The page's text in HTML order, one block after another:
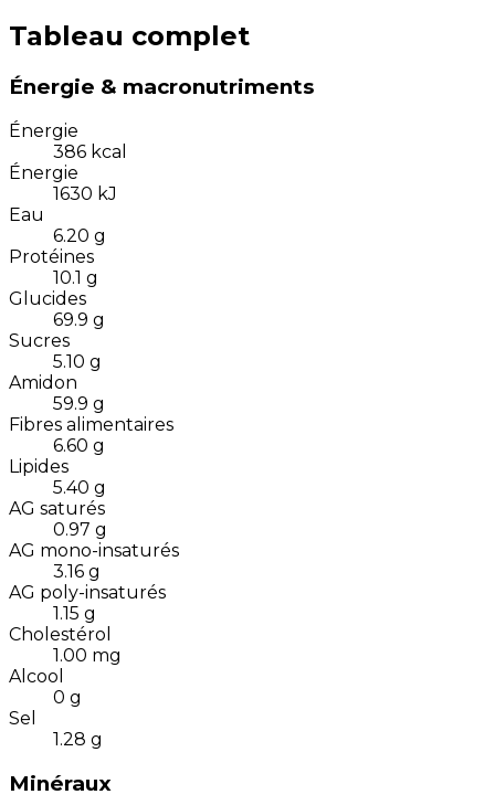
Tableau complet
Énergie & macronutriments
Énergie
386 kcal
Énergie
1630 kJ
Eau
6.20 g
Protéines
10.1 g
Glucides
69.9 g
Sucres
5.10 g
Amidon
59.9 g
Fibres alimentaires
6.60 g
Lipides
5.40 g
AG saturés
0.97 g
AG mono-insaturés
3.16 g
AG poly-insaturés
1.15 g
Cholestérol
1.00 mg
Alcool
0 g
Sel
1.28 g
Minéraux